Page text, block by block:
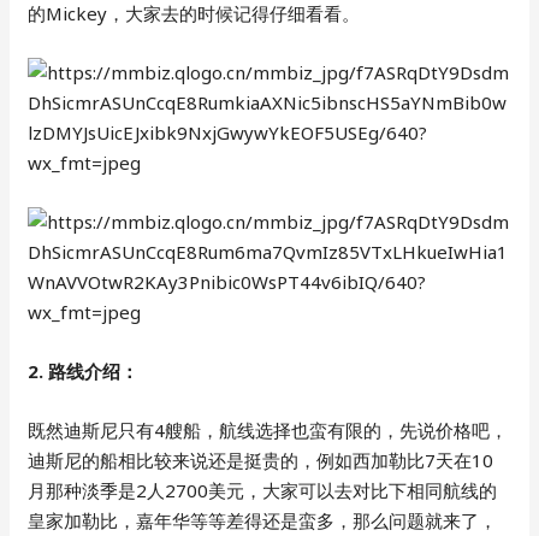
的Mickey，大家去的时候记得仔细看看。
2. 路线介绍：
既然迪斯尼只有4艘船，航线选择也蛮有限的，先说价格吧，
迪斯尼的船相比较来说还是挺贵的，例如西加勒比7天在10
月那种淡季是2人2700美元，大家可以去对比下相同航线的
皇家加勒比，嘉年华等等差得还是蛮多，那么问题就来了，